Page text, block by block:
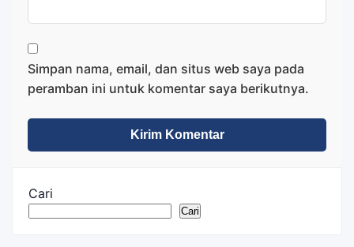
Simpan nama, email, dan situs web saya pada
peramban ini untuk komentar saya berikutnya.
Cari
Cari